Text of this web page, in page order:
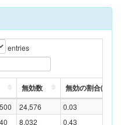
entries
無効数 無効の割合(%)
24,576
0.03
8,032 0.43